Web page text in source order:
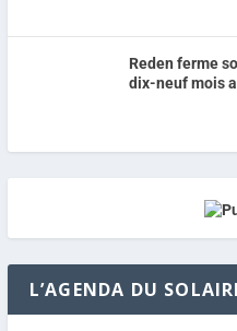
Reden ferme
dix-neuf mois
L’AGENDA DU